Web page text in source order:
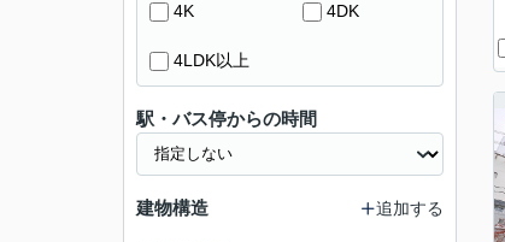
4K 4DK
4LDK以上
駅・バス停からの時間
建物構造 追加する